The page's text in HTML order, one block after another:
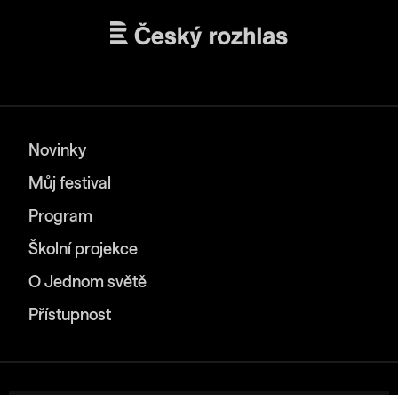
Novinky
Můj festival
Program
Školní projekce
O Jednom světě
Přístupnost